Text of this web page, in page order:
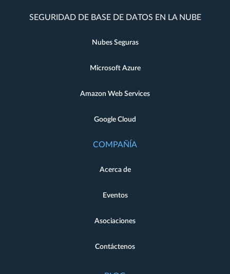
SEGURIDAD DE BASE DE DATOS EN LA NUBE
Nubes Seguras
Microsoft Azure
Amazon Web Services
Google Cloud
COMPAÑÍA
Acerca de
Eventos
Asociaciones
Contáctenos